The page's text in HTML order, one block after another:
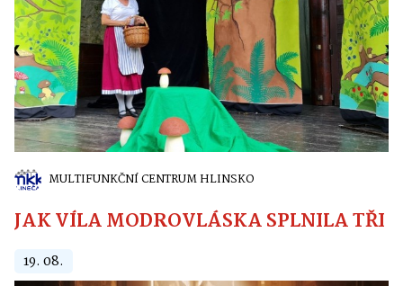
MULTIFUNKČNÍ CENTRUM HLINSKO
JAK VÍLA MODROVLÁSKA SPLNILA
19. 08.